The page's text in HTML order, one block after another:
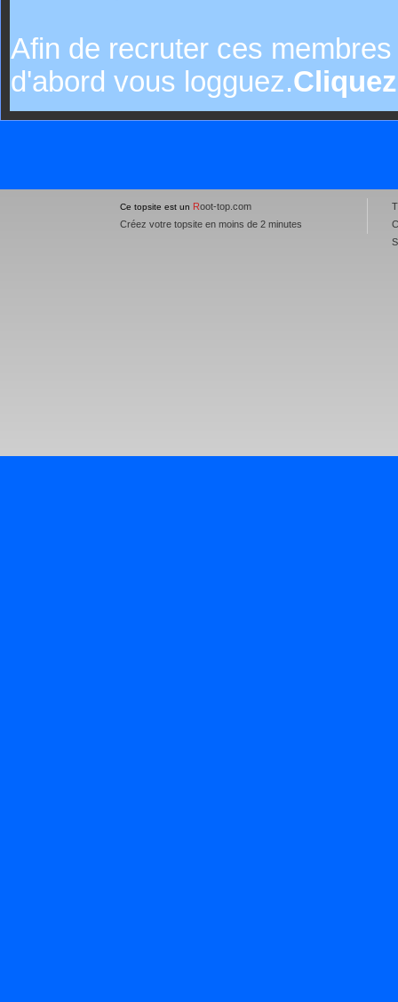
Afin de recruter ces
d'abord vous logguez.
Ce topsite est un Root-top.com
Créez votre topsite en moins de 2 minutes